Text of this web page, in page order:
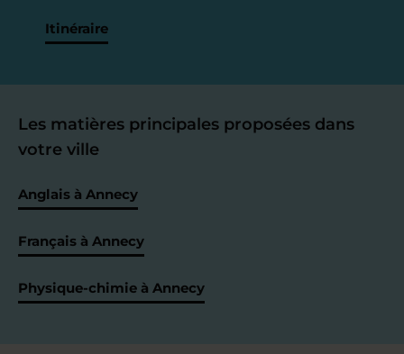
Itinéraire
Les matières principales proposées dans
votre ville
Anglais à Annecy
Français à Annecy
Physique-chimie à Annecy